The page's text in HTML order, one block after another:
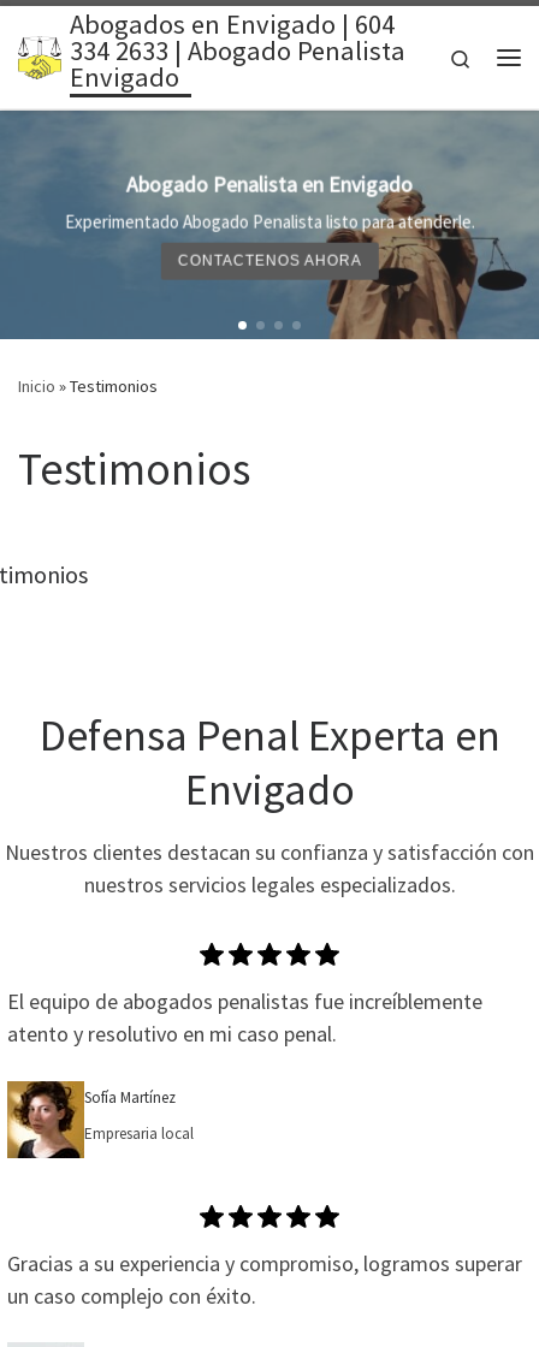
Saltar al contenido
Abogados en Envigado | 604
334 2633 | Abogado Penalista
Envigado
Search
en Envigado
listo para atenderle. English Speaking Lawyer
Inicio »Testimonios
Testimonios
Defensa Penal Experta en
Envigado
Nuestros clientes destacan su confianza y satisfacción con
nuestros servicios legales especializados.
El equipo de abogados penalistas fue increíblemente
atento y resolutivo en mi caso penal.
Sofía Martínez
Empresaria local
Gracias a su experiencia y compromiso, logramos superar
un caso complejo con éxito.